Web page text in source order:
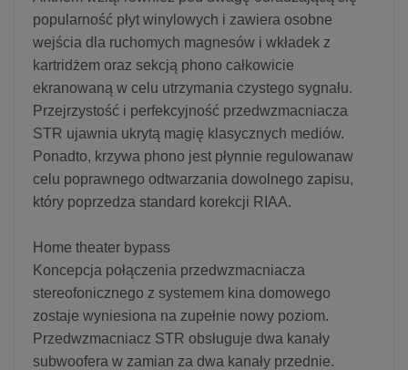
popularność płyt winylowych i zawiera osobne
wejścia dla ruchomych magnesów i wkładek z
kartridżem oraz sekcją phono całkowicie
ekranowaną w celu utrzymania czystego sygnału.
Przejrzystość i perfekcyjność przedwzmacniacza
STR ujawnia ukrytą magię klasycznych mediów.
Ponadto, krzywa phono jest płynnie regulowanaw
celu poprawnego odtwarzania dowolnego zapisu,
który poprzedza standard korekcji RIAA.
Home theater bypass
Koncepcja połączenia przedwzmacniacza
stereofonicznego z systemem kina domowego
zostaje wyniesiona na zupełnie nowy poziom.
Przedwzmacniacz STR obsługuje dwa kanały
subwoofera w zamian za dwa kanały przednie.